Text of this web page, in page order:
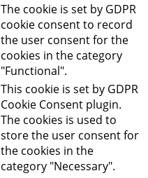
The cookie is set by GDPR
cookie consent to record
the user consent for the
cookies in the category
"Functional".
This cookie is set by GDPR
Cookie Consent plugin.
The cookies is used to
store the user consent for
the cookies in the
category "Necessary".